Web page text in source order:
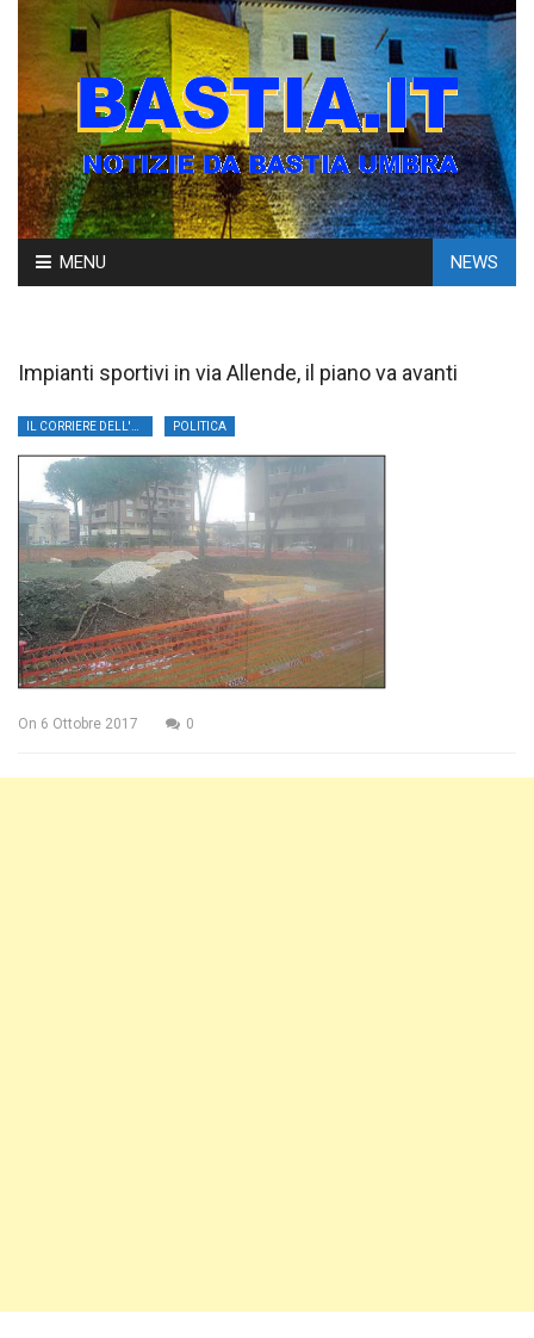
Skip
to
MENU NEWS
Impianti sportivi in via Allende, il piano va avanti
POLITICA
On 6 Ottobre 2017 0